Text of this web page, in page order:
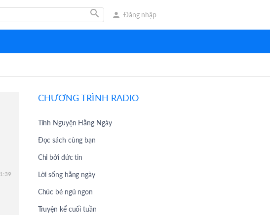
search person Đăng nhập
CHƯƠNG TRÌNH RADIO
Tĩnh Nguyện Hằng Ngày
Đọc sách cùng bạn
Chỉ bởi đức tin
Lời sống hằng ngày
Chúc bé ngủ ngon
Truyện kể cuối tuần